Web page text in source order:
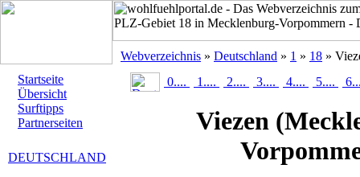
Webverzeichnis » Deutschland » 1 » 18 »
Startseite
Übersicht
Surftipps
Partnerseiten
DEUTSCHLAND
0.... 1.... 2.... 3.... 4.... 5....
Viezen